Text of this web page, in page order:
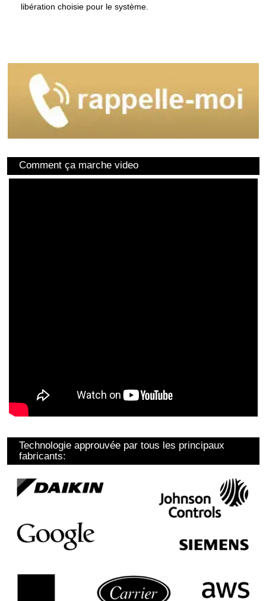
libération choisie pour le système.
Comment ça marche video
Technologie approuvée par tous les principaux
fabricants: